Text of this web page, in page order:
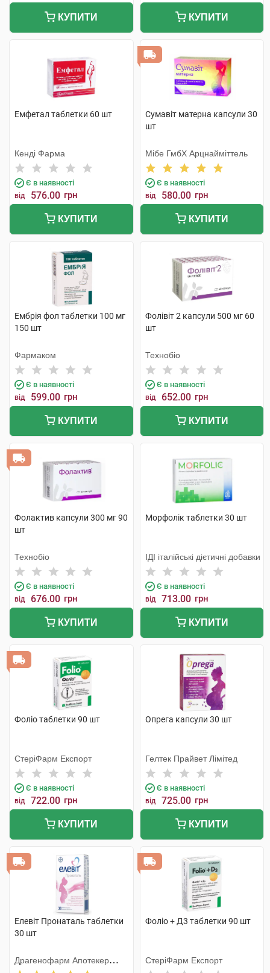
КУПИТИ КУПИТИ
Емфетал таблетки 60 шт
Кенді Фарма
Є в наявності
від 576.00 грн
КУПИТИ
Сумавіт матерна капсули 30
шт
Мібе ГмбХ Арцнайміттель
Є в наявності
від 580.00 грн
КУПИТИ
Ембрія фол таблетки 100 мг
150 шт
Фармаком
Є в наявності
від 599.00 грн
КУПИТИ
Фолівіт 2 капсули 500 мг 60
шт
Технобіо
Є в наявності
від 652.00 грн
КУПИТИ
Фолактив капсули 300 мг 90
шт
Технобіо
Є в наявності
від 676.00 грн
КУПИТИ
Морфолік таблетки 30 шт
ІДІ італійські дієтичні добавки
Є в наявності
від 713.00 грн
КУПИТИ
Фоліо таблетки 90 шт
СтеріФарм Експорт
Є в наявності
від 722.00 грн
КУПИТИ
Опрега капсули 30 шт
Гелтек Прайвет Лімітед
Є в наявності
від 725.00 грн
КУПИТИ
Елевіт Пронаталь таблетки
30 шт
Драгенофарм Апотекер
Фоліо + Д3 таблетки 90 шт
СтеріФарм Експорт